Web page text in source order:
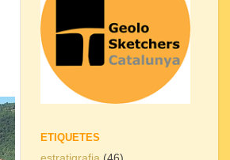
ETIQUETES